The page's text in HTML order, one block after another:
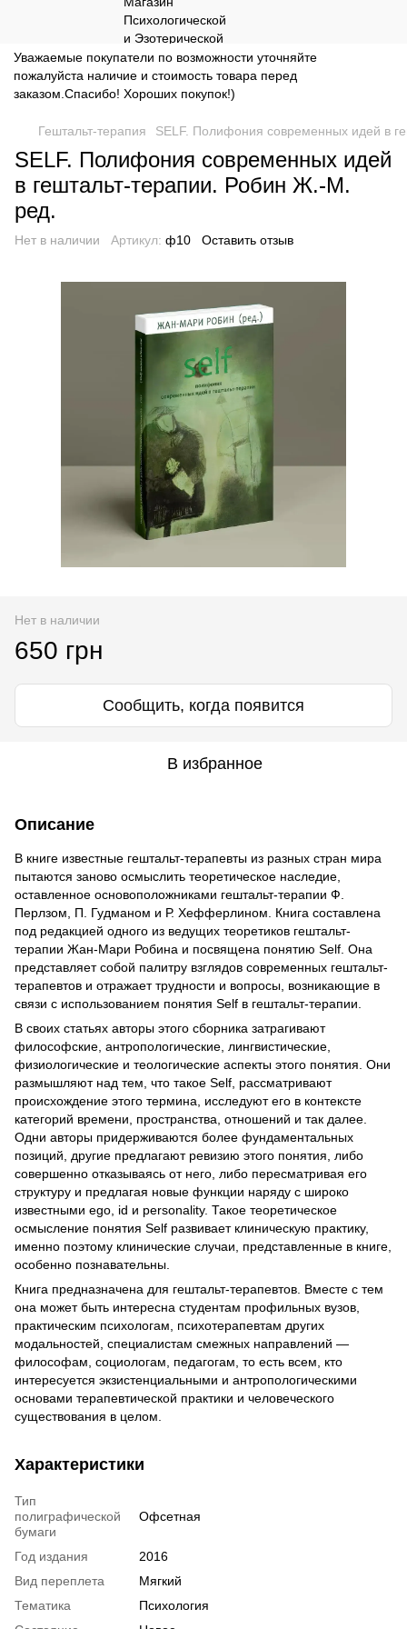
Уважаемые покупатели по возможности уточняйте
пожалуйста наличие и стоимость товара перед
заказом.Спасибо! Хороших покупок!)
Гештальт-терапия SELF. Полифония современных идей в
SELF. Полифония современных идей
в гештальт-терапии. Робин Ж.-М.
ред.
Нет в наличии Артикул: ф10 Оставить отзыв
Нет в наличии
650 грн
Сообщить, когда появится
В избранное
Описание
В книге известные гештальт-терапевты из разных стран мира
пытаются заново осмыслить теоретическое наследие,
оставленное основоположниками гештальт-терапии Ф.
Перлзом, П. Гудманом и Р. Хефферлином. Книга составлена
под редакцией одного из ведущих теоретиков гештальт-
терапии Жан-Мари Робина и посвящена понятию Self. Она
представляет собой палитру взглядов современных гештальт-
терапевтов и отражает трудности и вопросы, возникающие в
связи с использованием понятия Self в гештальт-терапии.
В своих статьях авторы этого сборника затрагивают
философские, антропологические, лингвистические,
физиологические и теологические аспекты этого понятия. Они
размышляют над тем, что такое Self, рассматривают
происхождение этого термина, исследуют его в контексте
категорий времени, пространства, отношений и так далее.
Одни авторы придерживаются более фундаментальных
позиций, другие предлагают ревизию этого понятия, либо
совершенно отказываясь от него, либо пересматривая его
структуру и предлагая новые функции наряду с широко
известными ego, id и personality. Такое теоретическое
осмысление понятия Self развивает клиническую практику,
именно поэтому клинические случаи, представленные в книге,
особенно познавательны.
Книга предназначена для гештальт-терапевтов. Вместе с тем
она может быть интересна студентам профильных вузов,
практическим психологам, психотерапевтам других
модальностей, специалистам смежных направлений —
философам, социологам, педагогам, то есть всем, кто
интересуется экзистенциальными и антропологическими
основами терапевтической практики и человеческого
существования в целом.
Характеристики
Тип
полиграфической
бумаги
Офсетная
Год издания
2016
Вид переплета
Мягкий
Тематика
Психология